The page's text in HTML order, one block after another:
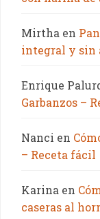
Mirtha en
integral y sin
Enrique
Garbanzos –
Nanci en
– Receta fácil
Karina en
caseras al